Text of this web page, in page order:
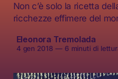
Non c’è solo la ricetta
ricchezze effimere del
Eleonora Tremolada
4 gen 2018 —6 minuti di